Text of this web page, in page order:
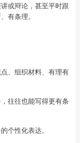
或辩论，甚至平时跟
有条理。
、组织材料、有理有
往往也能写得更有条
个性化表达。